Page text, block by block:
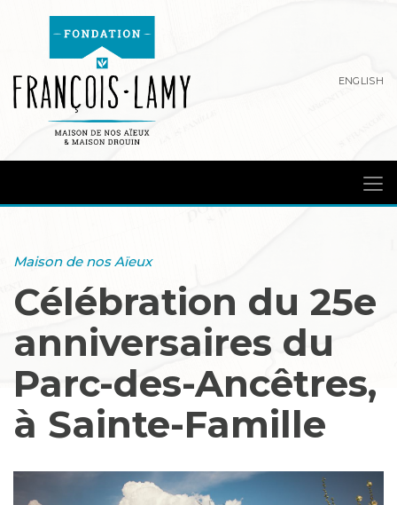
ENGLISH
Maison de nos Aïeux
Célébration du 25e
anniversaires du
Parc-des-Ancêtres,
à Sainte-Famille